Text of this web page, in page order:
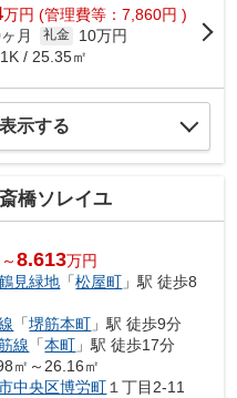
万円 (管理費等：7,860円 )
月 礼金
10万円
/ 25.35㎡
示する
橋ソレイユ
8.613万円
見緑地 「松屋町 」駅 徒歩8
「堺筋本町 」駅 徒歩9分
線 「本町 」駅 徒歩17分
㎡～26.16㎡
中央区博労町１丁目2-11